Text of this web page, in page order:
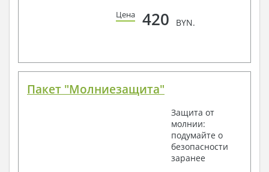
Цена 420 BYN.
Пакет "Молниезащита"
Защита от
молнии:
подумайте о
безопасности
заранее